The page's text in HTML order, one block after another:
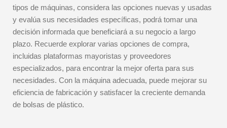
tipos de máquinas, considera las opciones nuevas y usadas
y evalúa sus necesidades específicas, podrá tomar una
decisión informada que beneficiará a su negocio a largo
plazo. Recuerde explorar varias opciones de compra,
incluidas plataformas mayoristas y proveedores
especializados, para encontrar la mejor oferta para sus
necesidades. Con la máquina adecuada, puede mejorar su
eficiencia de fabricación y satisfacer la creciente demanda
de bolsas de plástico.